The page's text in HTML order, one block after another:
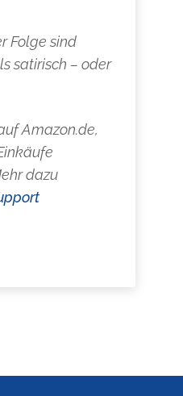
Folge sind
satirisch – oder
Amazon.de,
dazu